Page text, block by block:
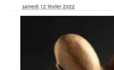
samedi 12 février 2022